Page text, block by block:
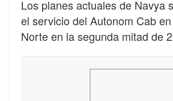
Los planes actuales de Navya
el servicio del Autonom Cab
Norte en la segunda mitad de